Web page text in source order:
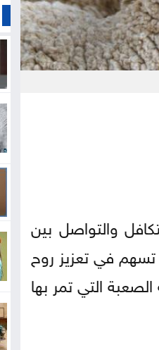
والتواصل بين
تسهم في تعزيز روح
التي تمر بها